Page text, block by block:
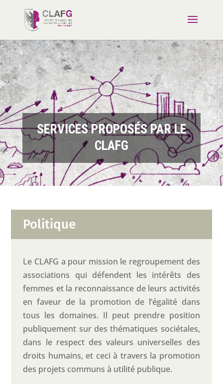
SERVICES PROPOSÉS PAR LE
CLAFG
Politique
Le CLAFG a pour mission le regroupement des
associations qui défendent les intérêts des
femmes et la reconnaissance de leurs activités
en faveur de la promotion de l’égalité dans
tous les domaines. Il peut prendre position
publiquement sur des thématiques sociétales,
dans le respect des valeurs universelles des
droits humains, et ceci à travers la promotion
des projets communs à utilité publique.